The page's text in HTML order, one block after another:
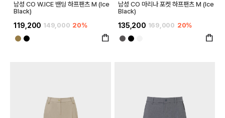
남성 CO W.ICE 밴딩 하프팬츠 M (Ice
Black)
119,200 149,000 20%
남성 CO 마리나 포켓 하프팬츠 M (Ice
Black)
135,200 169,000 20%